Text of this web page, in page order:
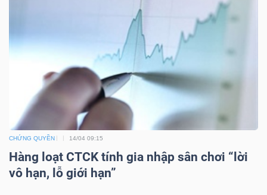
CHỨNG QUYỀN 14/04 09:15
Hàng loạt CTCK tính gia nhập sân chơi “lời
vô hạn, lỗ giới hạn”
CHÍNH
CÔNG
NGHỆ
THÔNG
TIN